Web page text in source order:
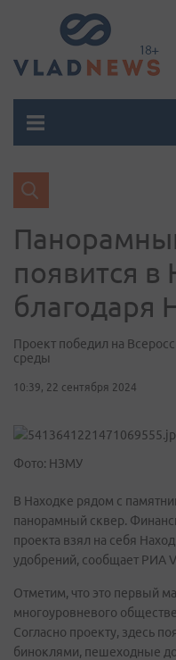
появится в
благодаря
Проект победил на
среды
10:39, 22 сентября 2024
Фото: НЗМУ
В Находке рядом с
панорамный сквер.
проекта взял на себя
удобрений, сообщает РИА
Отметим, что это первый
многоуровневого
Согласно проекту, здесь
биноклями, пешеходные